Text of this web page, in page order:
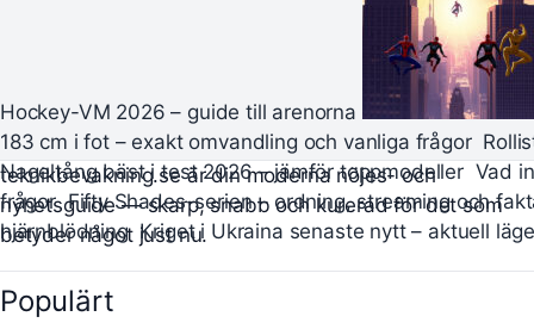
Hockey-VM 2026 – guide till arenorna
183 cm i fot – exakt omvandling och vanliga frågor
Nageltång bäst i test 2026 – jämför toppmodeller Vad
frågor Fifty Shades-serien – ordning, streaming och
hjärnblödning Kriget i Ukraina senaste nytt – aktuell
teknikbevakning.se är din moderna nöjes- och
nyhetsguide — skarp, snabb och kurerad för det som
betyder något just nu.
Populärt